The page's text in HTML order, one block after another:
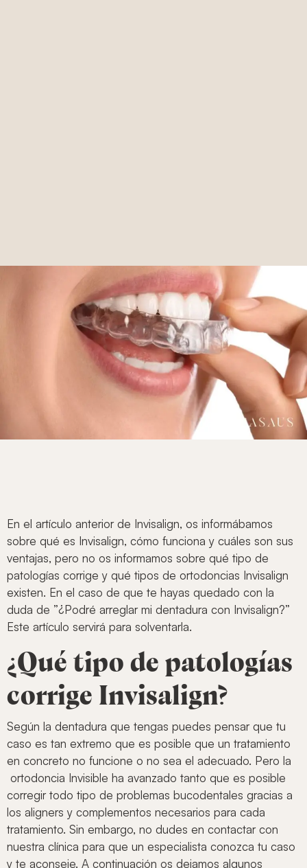
En el artículo anterior de Invisalign, os informábamos
sobre qué es Invisalign, cómo funciona y cuáles son sus
ventajas, pero no os informamos sobre qué tipo de
patologías corrige y qué tipos de ortodoncias Invisalign
existen. En el caso de que te hayas quedado con la
duda de ”¿Podré arreglar mi dentadura con Invisalign?”
Este artículo servirá para solventarla.
¿Qué tipo de patologías
corrige Invisalign?
Según la dentadura que tengas puedes pensar que tu
caso es tan extremo que es posible que un tratamiento
en concreto no funcione o no sea el adecuado. Pero la
ortodoncia Invisible ha avanzado tanto que es posible
corregir todo tipo de problemas bucodentales gracias a
los aligners y complementos necesarios para cada
tratamiento. Sin embargo, no dudes en contactar con
nuestra clínica para que un especialista conozca tu caso
y te aconseje. A continuación os dejamos algunos